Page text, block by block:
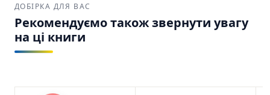
ДОБІРКА ДЛЯ ВАС
Рекомендуємо також звернути увагу
на ці книги